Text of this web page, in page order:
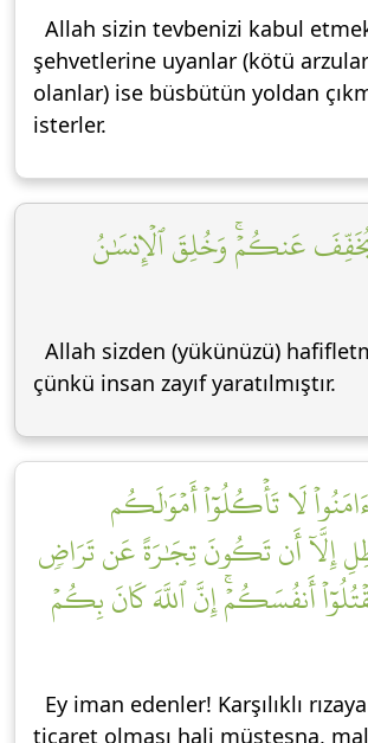
Allah sizin tevbenizi kabul
şehvetlerine uyanlar (kötü
olanlar) ise büsbütün yoldan
isterler.
يُخَفِّفَ عَنكُمۡۚ وَخُلِقَ ٱلۡإِنسَٰنُ
Allah sizden (yükünüzü)
çünkü insan zayıf yaratılmıştır.
لَا تَأۡكُلُوٓاْ أَمۡوَٰلَكُم
إِلَّآ أَن تَكُونَ تِجَٰرَةً عَن تَرَاضٖ
أَنفُسَكُمۡۚ إِنَّ ٱللَّهَ كَانَ بِكُمۡ
Ey iman edenler! Karşılıklı
ticaret olması hali müstesna,